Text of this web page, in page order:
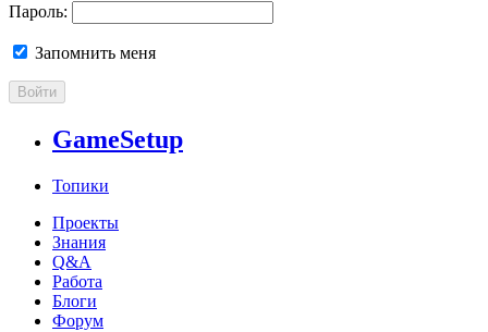
Пароль:
Запомнить меня
Войти
GameSetup
Топики
Проекты
Знания
Q&A
Работа
Блоги
Форум